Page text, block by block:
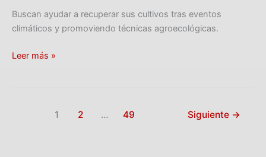
Buscan ayudar a recuperar sus cultivos tras eventos
climáticos y promoviendo técnicas agroecológicas.
Leer más »
1 2 … 49 Siguiente →